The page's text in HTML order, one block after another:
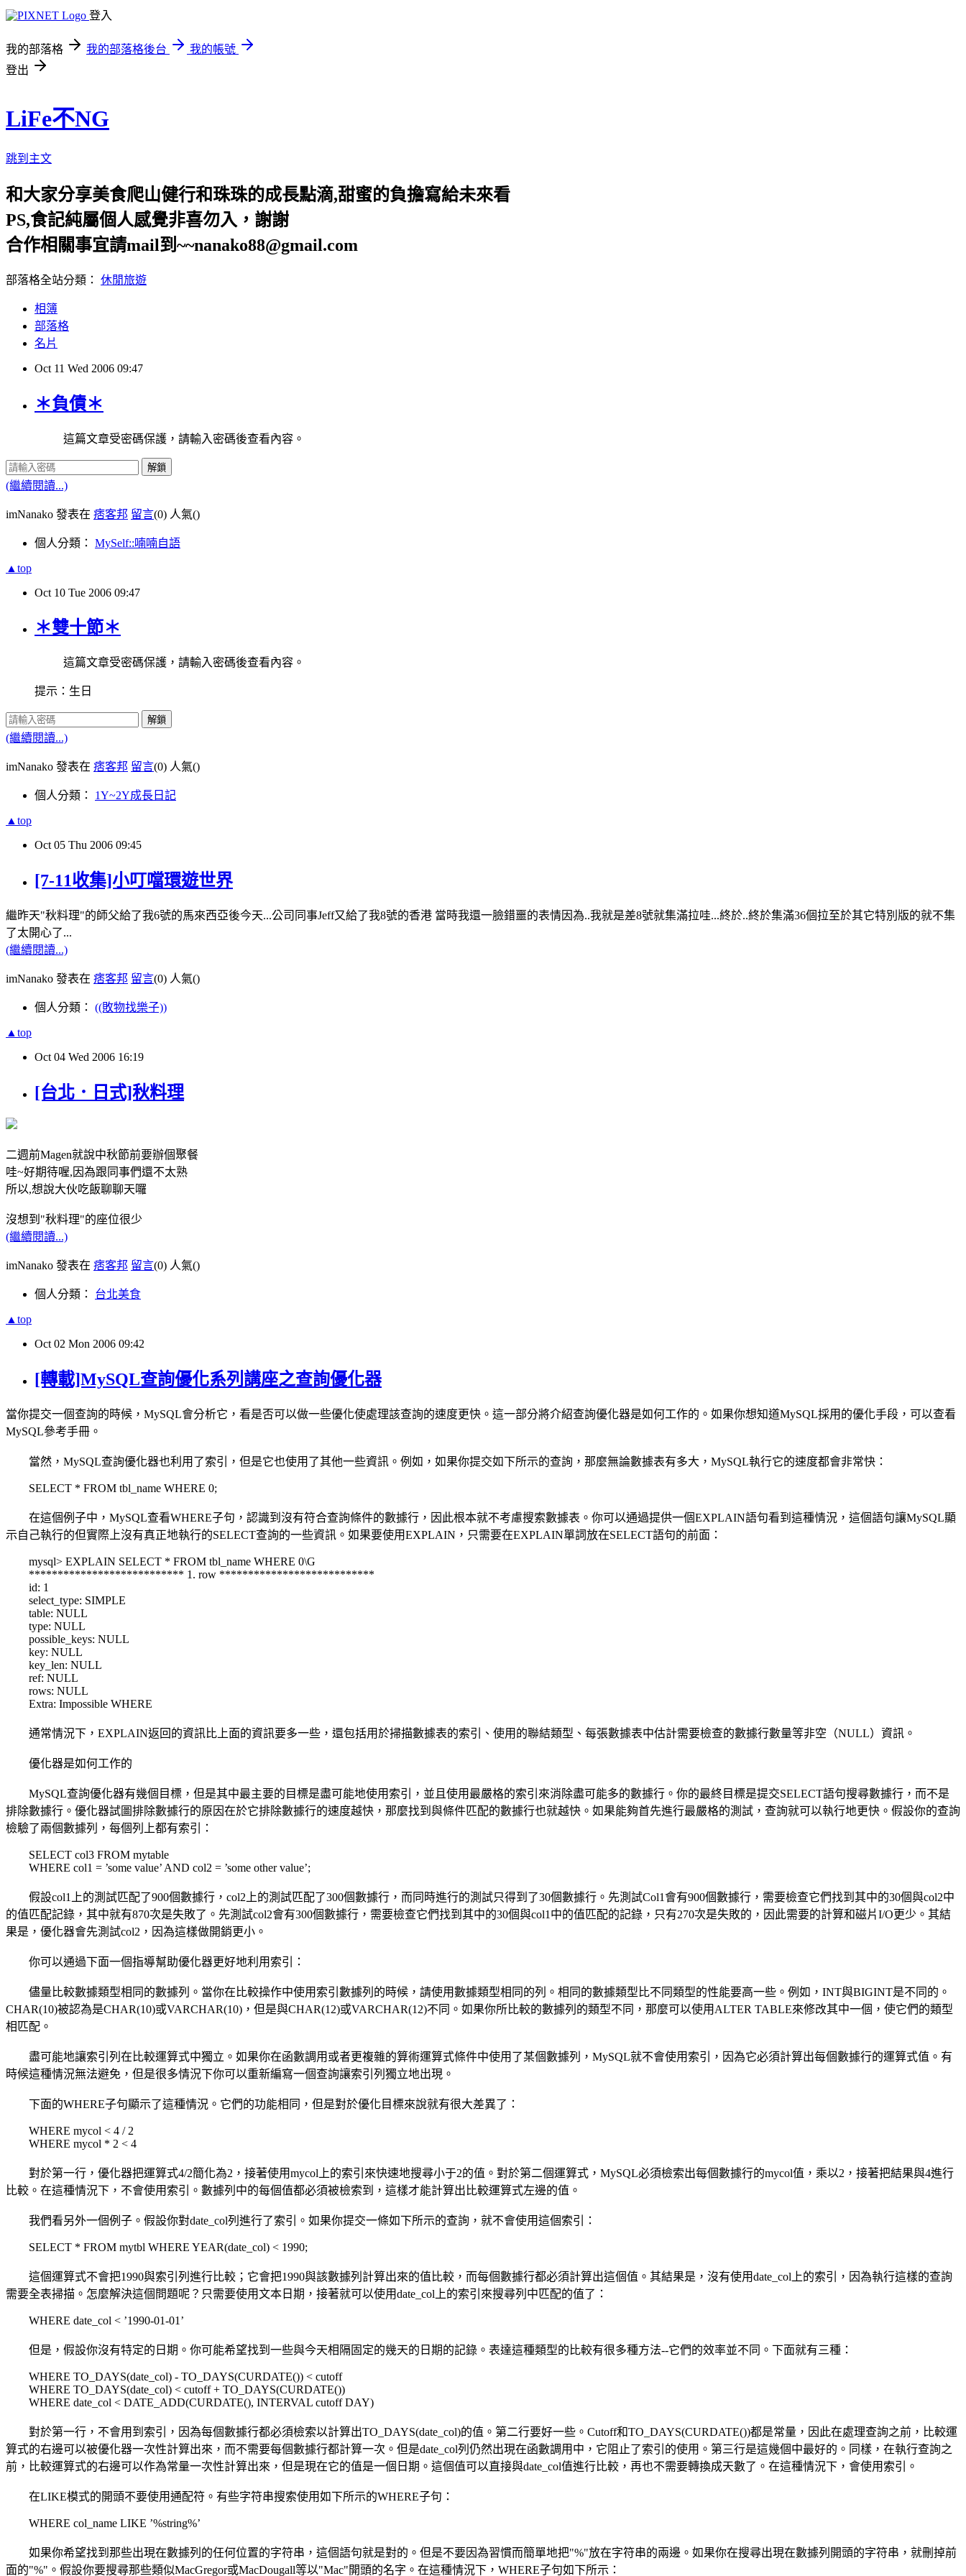
登入
我的部落格 我的部落格後台
我的帳號
登出
LiFe不NG
跳到主文
和大家分享美食爬山健行和珠珠的成長點滴,甜蜜的負擔寫給未來看
PS,食記純屬個人感覺非喜勿入，謝謝
合作相關事宜請mail到~~nanako88@gmail.com
部落格全站分類： 休閒旅遊
相簿
部落格
名片
Oct 11 Wed 2006 09:47
＊負債＊
這篇文章受密碼保護，請輸入密碼後查看內容。
解鎖
(繼續閱讀...)
imNanako 發表在 痞客邦 留言(0) 人氣()
個人分類： MySelf::喃喃自語
▲top
Oct 10 Tue 2006 09:47
＊雙十節＊
這篇文章受密碼保護，請輸入密碼後查看內容。
提示：生日
解鎖
(繼續閱讀...)
imNanako 發表在 痞客邦 留言(0) 人氣()
個人分類： 1Y~2Y成長日記
▲top
Oct 05 Thu 2006 09:45
[7-11收集]小叮噹環遊世界
繼昨天"秋料理"的師父給了我6號的馬來西亞後今天...公司同事Jeff又給了我8號的香港 當時我還一臉錯噩的表情因為..我就是差8號就集滿拉哇...終於..終於集滿36個拉至於其它特別版的就不集
了太開心了...
(繼續閱讀...)
imNanako 發表在 痞客邦 留言(0) 人氣()
個人分類： ((敗物找樂子))
▲top
Oct 04 Wed 2006 16:19
[台北．日式]秋料理
二週前Magen就說中秋節前要辦個聚餐
哇~好期待喔,因為跟同事們還不太熟
所以,想說大伙吃飯聊聊天囉
沒想到"秋料理"的座位很少
(繼續閱讀...)
imNanako 發表在 痞客邦 留言(0) 人氣()
個人分類： 台北美食
▲top
Oct 02 Mon 2006 09:42
[轉載]MySQL查詢優化系列講座之查詢優化器
當你提交一個查詢的時候，MySQL會分析它，看是否可以做一些優化使處理該查詢的速度更快。這一部分將介紹查詢優化器是如何工作的。如果你想知道MySQL採用的優化手段，可以查看
MySQL參考手冊。
當然，MySQL查詢優化器也利用了索引，但是它也使用了其他一些資訊。例如，如果你提交如下所示的查詢，那麼無論數據表有多大，MySQL執行它的速度都會非常快：
SELECT * FROM tbl_name WHERE 0;
在這個例子中，MySQL查看WHERE子句，認識到沒有符合查詢條件的數據行，因此根本就不考慮搜索數據表。你可以通過提供一個EXPLAIN語句看到這種情況，這個語句讓MySQL顯
示自己執行的但實際上沒有真正地執行的SELECT查詢的一些資訊。如果要使用EXPLAIN，只需要在EXPLAIN單詞放在SELECT語句的前面：
mysql> EXPLAIN SELECT * FROM tbl_name WHERE 0\G
*************************** 1. row ***************************
id: 1
select_type: SIMPLE
table: NULL
type: NULL
possible_keys: NULL
key: NULL
key_len: NULL
ref: NULL
rows: NULL
Extra: Impossible WHERE
通常情況下，EXPLAIN返回的資訊比上面的資訊要多一些，還包括用於掃描數據表的索引、使用的聯結類型、每張數據表中估計需要檢查的數據行數量等非空（NULL）資訊。
優化器是如何工作的
MySQL查詢優化器有幾個目標，但是其中最主要的目標是盡可能地使用索引，並且使用最嚴格的索引來消除盡可能多的數據行。你的最終目標是提交SELECT語句搜尋數據行，而不是
排除數據行。優化器試圖排除數據行的原因在於它排除數據行的速度越快，那麼找到與條件匹配的數據行也就越快。如果能夠首先進行最嚴格的測試，查詢就可以執行地更快。假設你的查詢
檢驗了兩個數據列，每個列上都有索引：
SELECT col3 FROM mytable
WHERE col1 = ’some value’ AND col2 = ’some other value’;
假設col1上的測試匹配了900個數據行，col2上的測試匹配了300個數據行，而同時進行的測試只得到了30個數據行。先測試Col1會有900個數據行，需要檢查它們找到其中的30個與col2中
的值匹配記錄，其中就有870次是失敗了。先測試col2會有300個數據行，需要檢查它們找到其中的30個與col1中的值匹配的記錄，只有270次是失敗的，因此需要的計算和磁片I/O更少。其結
果是，優化器會先測試col2，因為這樣做開銷更小。
你可以通過下面一個指導幫助優化器更好地利用索引：
儘量比較數據類型相同的數據列。當你在比較操作中使用索引數據列的時候，請使用數據類型相同的列。相同的數據類型比不同類型的性能要高一些。例如，INT與BIGINT是不同的。
CHAR(10)被認為是CHAR(10)或VARCHAR(10)，但是與CHAR(12)或VARCHAR(12)不同。如果你所比較的數據列的類型不同，那麼可以使用ALTER TABLE來修改其中一個，使它們的類型
相匹配。
盡可能地讓索引列在比較運算式中獨立。如果你在函數調用或者更複雜的算術運算式條件中使用了某個數據列，MySQL就不會使用索引，因為它必須計算出每個數據行的運算式值。有
時候這種情況無法避免，但是很多情況下你可以重新編寫一個查詢讓索引列獨立地出現。
下面的WHERE子句顯示了這種情況。它們的功能相同，但是對於優化目標來說就有很大差異了：
WHERE mycol < 4 / 2
WHERE mycol * 2 < 4
對於第一行，優化器把運算式4/2簡化為2，接著使用mycol上的索引來快速地搜尋小于2的值。對於第二個運算式，MySQL必須檢索出每個數據行的mycol值，乘以2，接著把結果與4進行
比較。在這種情況下，不會使用索引。數據列中的每個值都必須被檢索到，這樣才能計算出比較運算式左邊的值。
我們看另外一個例子。假設你對date_col列進行了索引。如果你提交一條如下所示的查詢，就不會使用這個索引：
SELECT * FROM mytbl WHERE YEAR(date_col) < 1990;
這個運算式不會把1990與索引列進行比較；它會把1990與該數據列計算出來的值比較，而每個數據行都必須計算出這個值。其結果是，沒有使用date_col上的索引，因為執行這樣的查詢
需要全表掃描。怎麼解決這個問題呢？只需要使用文本日期，接著就可以使用date_col上的索引來搜尋列中匹配的值了：
WHERE date_col < ’1990-01-01’
但是，假設你沒有特定的日期。你可能希望找到一些與今天相隔固定的幾天的日期的記錄。表達這種類型的比較有很多種方法--它們的效率並不同。下面就有三種：
WHERE TO_DAYS(date_col) - TO_DAYS(CURDATE()) < cutoff
WHERE TO_DAYS(date_col) < cutoff + TO_DAYS(CURDATE())
WHERE date_col < DATE_ADD(CURDATE(), INTERVAL cutoff DAY)
對於第一行，不會用到索引，因為每個數據行都必須檢索以計算出TO_DAYS(date_col)的值。第二行要好一些。Cutoff和TO_DAYS(CURDATE())都是常量，因此在處理查詢之前，比較運
算式的右邊可以被優化器一次性計算出來，而不需要每個數據行都計算一次。但是date_col列仍然出現在函數調用中，它阻止了索引的使用。第三行是這幾個中最好的。同樣，在執行查詢之
前，比較運算式的右邊可以作為常量一次性計算出來，但是現在它的值是一個日期。這個值可以直接與date_col值進行比較，再也不需要轉換成天數了。在這種情況下，會使用索引。
在LIKE模式的開頭不要使用通配符。有些字符串搜索使用如下所示的WHERE子句：
WHERE col_name LIKE ’%string%’
如果你希望找到那些出現在數據列的任何位置的字符串，這個語句就是對的。但是不要因為習慣而簡單地把"%"放在字符串的兩邊。如果你在搜尋出現在數據列開頭的字符串，就刪掉前
面的"%"。假設你要搜尋那些類似MacGregor或MacDougall等以"Mac"開頭的名字。在這種情況下，WHERE子句如下所示：